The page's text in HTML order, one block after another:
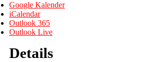
Google Kalender
iCalendar
Outlook 365
Outlook Live
Details